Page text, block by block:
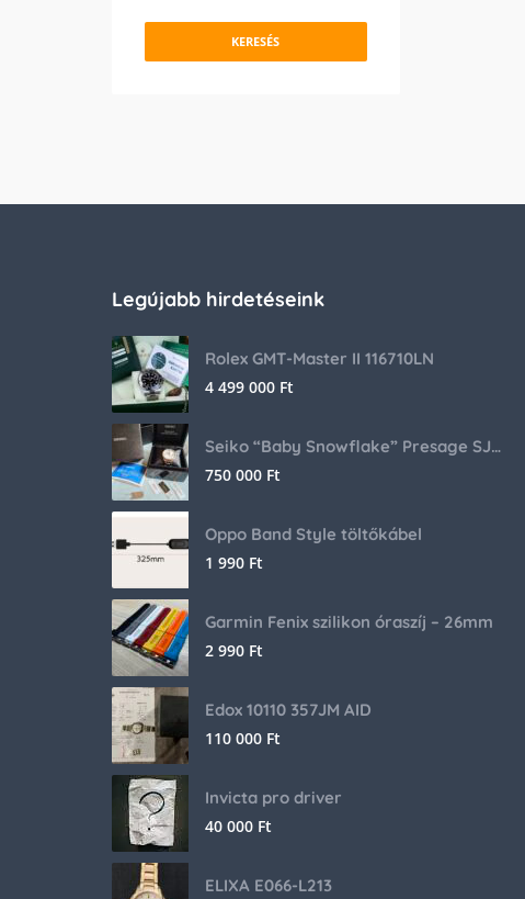
KERESÉS
Legújabb hirdetéseink
Rolex GMT-Master II 116710LN
4 499 000 Ft
Seiko “Baby Snowflake” Presage SJE073J1/SARA015 Limited Edition
750 000 Ft
Oppo Band Style töltőkábel
1 990 Ft
Garmin Fenix szilikon óraszíj – 26mm
2 990 Ft
Edox 10110 357JM AID
110 000 Ft
Invicta pro driver
40 000 Ft
ELIXA E066-L213